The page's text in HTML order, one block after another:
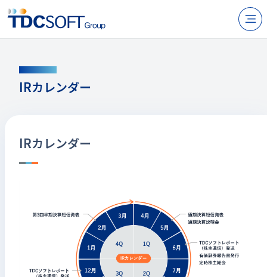
企業情報
お問い合わせ
JP EN
CALENDAR
IRカレンダー
IRカレンダー